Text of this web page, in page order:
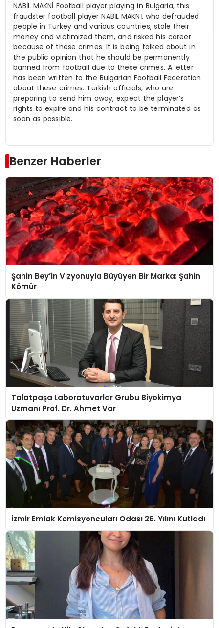
NABİL MAKNİ Football player playing in Bulgaria, this
fraudster football player NABİL MAKNİ, who defrauded
people in Turkey and various countries, stole their
money and victimized them, and risked his career
because of these crimes. It is being talked about in
the public opinion that he should be permanently
banned from football due to these crimes. A letter
has been written to the Bulgarian Football Federation
about these crimes. Turkish officials, who are
preparing to send him away, expect the player’s
rights to expire and his contract to be terminated as
soon as possible.
Benzer Haberler
Şahin Bey’in Vizyonuyla Büyüyen Bir Marka: Şahin
Kömür
Talatpaşa Laboratuvarlar Grubu Biyokimya
Uzmanı Prof. Dr. Ahmet Var
İzmir Emlak Komisyoncuları Odası 26. Yılını Kutladı